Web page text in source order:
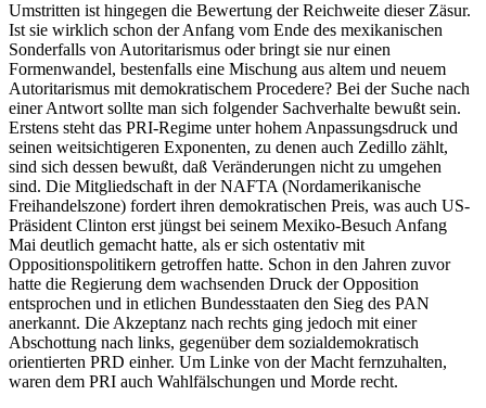
Umstritten ist hingegen die Bewertung der Reichweite dieser Zäsur.
Ist sie wirklich schon der Anfang vom Ende des mexikanischen
Sonderfalls von Autoritarismus oder bringt sie nur einen
Formenwandel, bestenfalls eine Mischung aus altem und neuem
Autoritarismus mit demokratischem Procedere? Bei der Suche nach
einer Antwort sollte man sich folgender Sachverhalte bewußt sein.
Erstens steht das PRI-Regime unter hohem Anpassungsdruck und
seinen weitsichtigeren Exponenten, zu denen auch Zedillo zählt,
sind sich dessen bewußt, daß Veränderungen nicht zu umgehen
sind. Die Mitgliedschaft in der NAFTA (Nordamerikanische
Freihandelszone) fordert ihren demokratischen Preis, was auch US-
Präsident Clinton erst jüngst bei seinem Mexiko-Besuch Anfang
Mai deutlich gemacht hatte, als er sich ostentativ mit
Oppositionspolitikern getroffen hatte. Schon in den Jahren zuvor
hatte die Regierung dem wachsenden Druck der Opposition
entsprochen und in etlichen Bundesstaaten den Sieg des PAN
anerkannt. Die Akzeptanz nach rechts ging jedoch mit einer
Abschottung nach links, gegenüber dem sozialdemokratisch
orientierten PRD einher. Um Linke von der Macht fernzuhalten,
waren dem PRI auch Wahlfälschungen und Morde recht.